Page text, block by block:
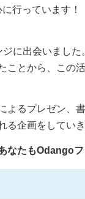
行っています！
に出会いまし
ことから、この
よるプレゼン、
る企画をしてい
なたもOdango